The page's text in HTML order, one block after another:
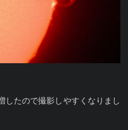
したので撮影しやすくなりまし